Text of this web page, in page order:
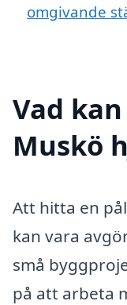
omgivande
Vad
Muskö
Att hitta en
kan vara
små
på att arbeta